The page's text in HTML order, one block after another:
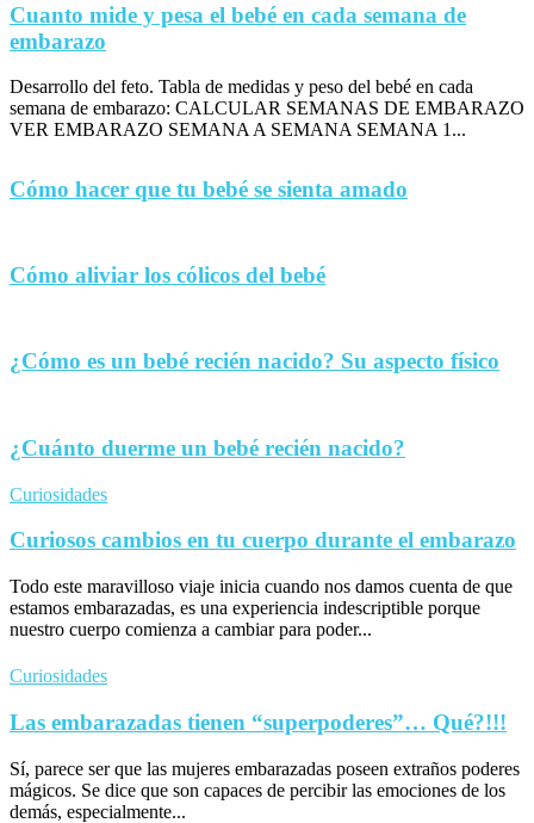
Cuanto mide y pesa el bebé en cada semana de
embarazo
Desarrollo del feto. Tabla de medidas y peso del bebé en cada
semana de embarazo: CALCULAR SEMANAS DE EMBARAZO
VER EMBARAZO SEMANA A SEMANA SEMANA 1...
Cómo hacer que tu bebé se sienta amado
Cómo aliviar los cólicos del bebé
¿Cómo es un bebé recién nacido? Su aspecto físico
¿Cuánto duerme un bebé recién nacido?
Curiosidades
Curiosos cambios en tu cuerpo durante el embarazo
Todo este maravilloso viaje inicia cuando nos damos cuenta de que
estamos embarazadas, es una experiencia indescriptible porque
nuestro cuerpo comienza a cambiar para poder...
Curiosidades
Las embarazadas tienen “superpoderes”… Qué?!!!
Sí, parece ser que las mujeres embarazadas poseen extraños poderes
mágicos. Se dice que son capaces de percibir las emociones de los
demás, especialmente...